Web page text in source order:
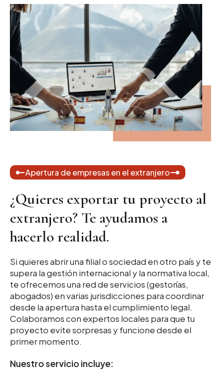
Apertura de empresas en el extranjero
¿Quieres exportar tu proyecto al
extranjero? Te ayudamos a
hacerlo realidad.
Si quieres abrir una filial o sociedad en otro país y te
supera la gestión internacional y la normativa local,
te ofrecemos una red de servicios (gestorías,
abogados) en varias jurisdicciones para coordinar
desde la apertura hasta el cumplimiento legal.
Colaboramos con expertos locales para que tu
proyecto evite sorpresas y funcione desde el
primer momento.
Nuestro servicio incluye: